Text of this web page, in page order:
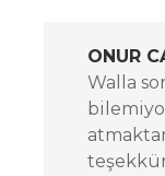
ONUR
Walla